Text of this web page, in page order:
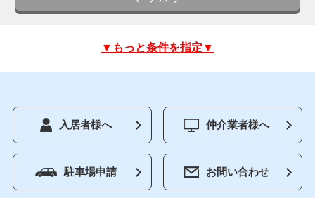
▼もっと条件を指定▼
入居者様へ 仲介業者様へ
駐車場申請 お問い合わせ